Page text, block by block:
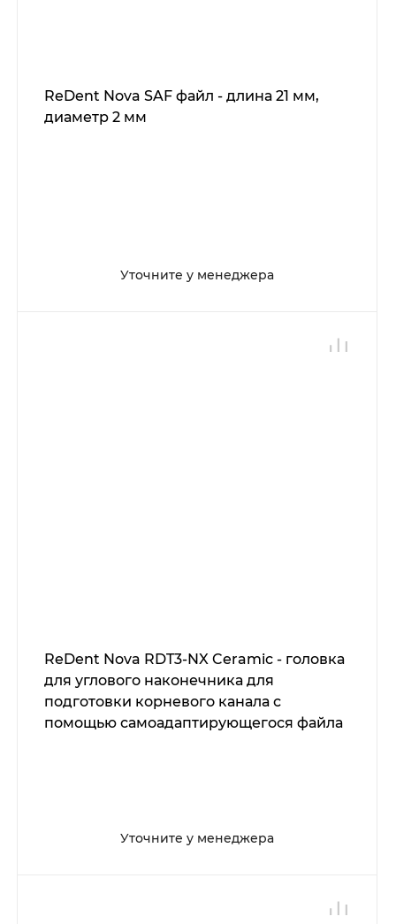
ReDent Nova SAF файл - длина 21 мм,
диаметр 2 мм
Уточните у менеджера
ReDent Nova RDT3-NX Ceramic - головка
для углового наконечника для
подготовки корневого канала с
помощью самоадаптирующегося файла
Уточните у менеджера